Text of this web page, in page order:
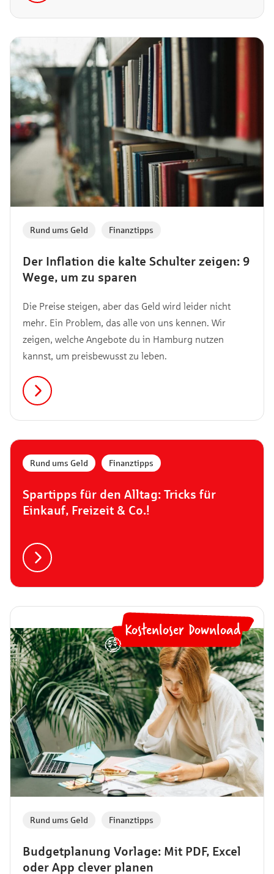
Der Inflation die kalte Schulter zeigen: 9
Wege, um zu sparen
Rund ums Geld Finanztipps
Die Preise steigen, aber das Geld wird leider nicht
mehr. Ein Problem, das alle von uns kennen. Wir
zeigen, welche Angebote du in Hamburg nutzen
kannst, um preisbewusst zu leben.
Spartipps für den Alltag: Tricks für
Einkauf, Freizeit & Co.!
Rund ums Geld Finanztipps
Kostenloser Download
🤑
Budgetplanung Vorlage: Mit PDF, Excel
oder App clever planen
Rund ums Geld Finanztipps